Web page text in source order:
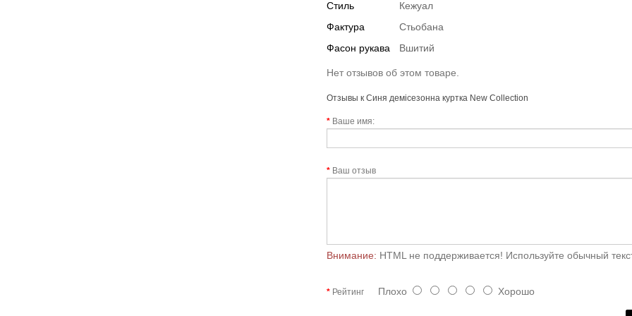
Стиль
Кежуал
Фактура
Стьобана
Фасон рукава
Вшитий
Нет отзывов об этом товаре.
Отзывы к Синя демісезонна куртка New Collection
Ваше имя:
Ваш отзыв
Внимание: HTML не поддерживается! Используйте обычный
Рейтинг Плохо Хорошо